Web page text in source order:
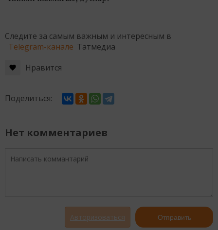
Следите за самым важным и интересным в
Telegram-канале Татмедиа
Нравится
Поделиться:
Нет комментариев
Авторизоваться Отправить